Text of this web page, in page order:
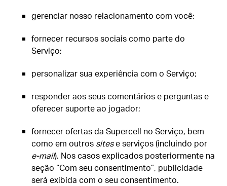
gerenciar nosso relacionamento com você;
fornecer recursos sociais como parte do
Serviço;
personalizar sua experiência com o Serviço;
responder aos seus comentários e perguntas e
oferecer suporte ao jogador;
fornecer ofertas da Supercell no Serviço, bem
como em outros sitese serviços (incluindo por
e-mail). Nos casos explicados posteriormente na
seção “Com seu consentimento”, publicidade
será exibida com o seu consentimento.